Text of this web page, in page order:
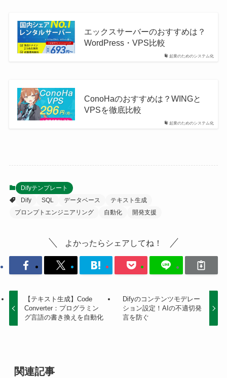
起業のためのシステム化
エックスサーバーのおすすめは？
WordPress・VPS比較
起業のためのシステム化
ConoHaのおすすめは？WINGと
VPSを徹底比較
Difyテンプレート
Dify
SQL データベース
テキスト生成
プロンプトエンジニアリング
自動化 開発支援
よかったらシェアしてね！
【テキスト生成】Code
Converter：プログラミン
グ言語の書き換えを自動化
Difyのコンテンツモデレー
ション設定！AIの不適切発
言を防ぐ
関連記事